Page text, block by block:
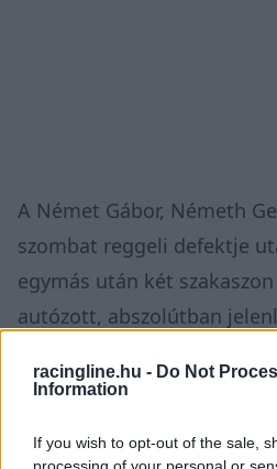
racingline.hu - Do Not
Information
If you wish to opt-out of the sale,
A Német Gábor, Németh
szombat reggeli defektje
egymás után két szakaszon
autózott, abszolútban
az ERC-ben pedig a 22.
hellyel mögöttük található
olvashatóak, a versenyből